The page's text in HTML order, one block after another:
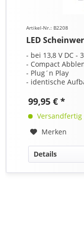
Artikel-Nr.: B2208
LED
- bei 13,8 V DC -
- Compact
- Plug´n Play
- identische
99,95 € *
Versandfertig
Merken
Details